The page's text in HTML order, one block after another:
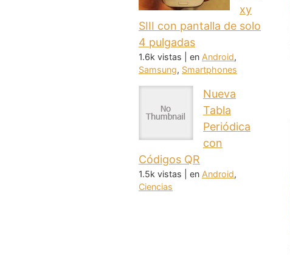
xy
SIII con pantalla de solo
4 pulgadas
1.6k vistas en Android,
Samsung, Smartphones
Nueva
Tabla
Periódica
con
Códigos QR
1.5k vistas en Android,
Ciencias